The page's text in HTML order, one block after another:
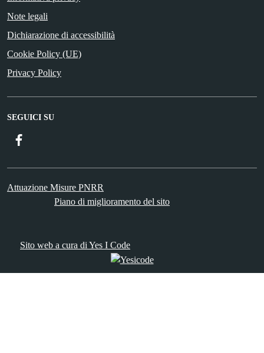
Note legali
Dichiarazione di accessibilità
Cookie Policy (UE)
Privacy Policy
SEGUICI SU
Attuazione Misure PNRR
Piano di miglioramento del sito
Sito web a cura di Yes I Code